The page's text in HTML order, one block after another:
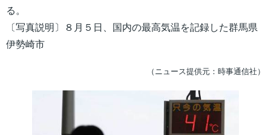
る。
〔写真説明〕８月５日、国内の最高気温を記録した群馬県
伊勢崎市
（ニュース提供元：時事通信社）